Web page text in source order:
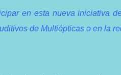
en esta nueva iniciativa
de Multiópticas o en la